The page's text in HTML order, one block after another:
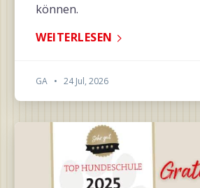
können.
WEITERLESEN
GA • 24 Jul, 2026